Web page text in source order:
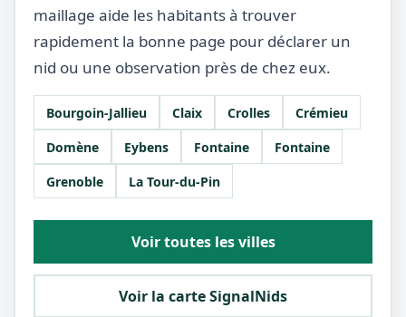
maillage aide les habitants à trouver
rapidement la bonne page pour déclarer un
nid ou une observation près de chez eux.
Bourgoin-Jallieu Claix Crolles
Crémieu
Domène
Eybens Fontaine
Fontaine
Grenoble
La Tour-du-Pin
Voir toutes les villes
Voir la carte SignalNids